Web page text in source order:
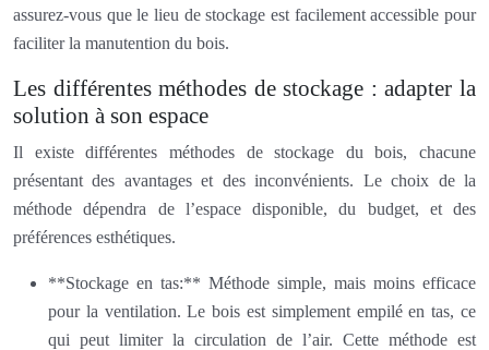
assurez-vous que le lieu de stockage est facilement accessible pour
faciliter la manutention du bois.
Les différentes méthodes de stockage : adapter la
solution à son espace
Il existe différentes méthodes de stockage du bois, chacune
présentant des avantages et des inconvénients. Le choix de la
méthode dépendra de l’espace disponible, du budget, et des
préférences esthétiques.
**Stockage en tas:** Méthode simple, mais moins efficace
pour la ventilation. Le bois est simplement empilé en tas, ce
qui peut limiter la circulation de l’air. Cette méthode est